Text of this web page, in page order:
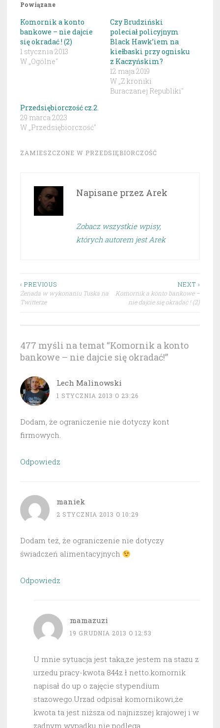
Powiązane
Komornik a konto
bankowe – nie dajcie
się okradać ! (2)
1 stycznia 2013
W „Ogólne"
Czy Brudziński
poleciał policyjnym
Black Hawk’iem na
kiełbaski przy ognisku
z Kaczyńskim?
12 maja 2019
W „Z kroniki
Buraczanej Republiki"
Przedsiębiorczość cz.2.
29 marca 2023
W „Przedsiębiorczość"
ZAMIESZCZONE W PRZEDSIĘBIORCZOŚĆ
Napisane przez Arek
Zobacz wszystkie wpisy,
których autorem jest Arek
Nawigacja
wpisu
‹ PREVIOUS
Żenada w wykonaniu Tuska na
Twitterze
NEXT ›
Komornik a konto bankowe –
nie dajcie się okradać ! (2)
477 myśli na temat “Komornik a konto
bankowe – nie dajcie się okradać!”
Lech Malinowski
1 STYCZNIA 2013 O 23:26
Dodam, że ograniczenie nie dotyczy kont
firmowych.
Odpowiedz
maniek
2 STYCZNIA 2013 O 10:29
Dodam też, że ograniczenie nie dotyczy
świadczeń alimentacyjnych
Odpowiedz
mamazuzi
19 GRUDNIA 2013 O 12:53
U mnie sytuacja jest taka,ze jestem na stazu z
urzedu pracy-kwota 844z ł netto.komornik
napisał do up o zajęcie stypendium
stazowego.Urzad odpisał komornikowi,że
kwota ta jest niższa od najnizszej krajowej i w
zadnym wypadku nie podlega